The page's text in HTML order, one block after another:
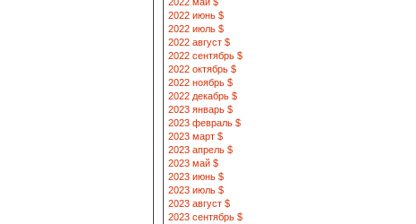
2022 июнь $
2022 июль $
2022 август $
2022 сентябрь $
2022 октябрь $
2022 ноябрь $
2022 декабрь $
2023 январь $
2023 февраль $
2023 март $
2023 апрель $
2023 май $
2023 июнь $
2023 июль $
2023 август $
2023 сентябрь $